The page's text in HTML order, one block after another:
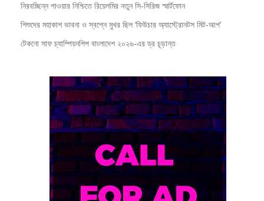
শিশুদের মহাকাশ ভাবনা ও স্বপ্নে মুখর ছিল ‘ফিউচার অ্যাস্ট্রোনটস মিট-আপ’
টেকনো সাফ চ্যাম্পিয়নশিপ বাংলাদেশ ২০২৬-এর ড্র চূড়ান্ত